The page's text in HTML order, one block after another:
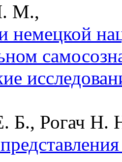
М.,
немецкой
Б., Рогач Н.